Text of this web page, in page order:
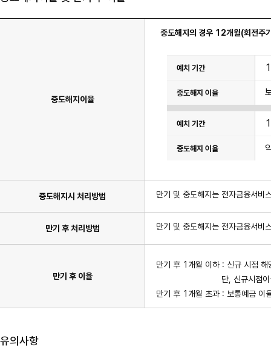
중도해지이율
중도해지의 경우 12개월(회전주
치
목
있
니
중도해지시 처리방법 만기 및 중도해지는 전자금융서비
만기 후 처리방법 만기 및 중도해지는 전자금융서비
만기 후 이율
만기 후 1개월 이하 : 신규 시점 해
단, 신규시점이율과 만기
만기 후 1개월 초과 : 보통예금 이
유의사항